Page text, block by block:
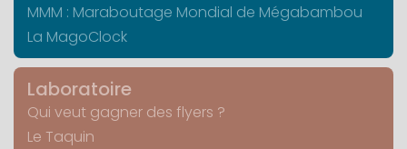
MMM : Maraboutage Mondial de Mégabambou
La MagoClock
Laboratoire
Qui veut gagner des flyers ?
Le Taquin